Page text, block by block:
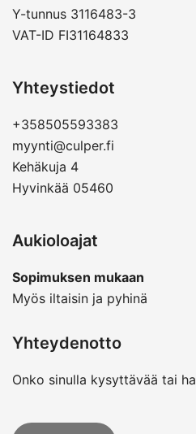
Y-tunnus 3116483-3
VAT-ID FI31164833
Yhteystiedot
+358505593383
myynti@culper.fi
Kehäkuja 4
Hyvinkää 05460
Aukioloajat
Sopimuksen mukaan
Myös iltaisin ja pyhinä
Yhteydenotto
Onko sinulla kysyttävää tai